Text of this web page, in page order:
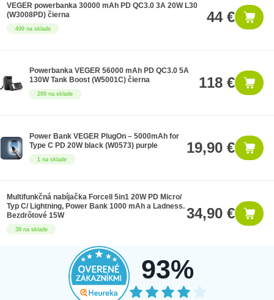
499 na sklade
VEGER powerbanka 30000 mAh PD QC3.0 3A 20W L30
(W3008PD) čierna
44 €
269 na sklade
Powerbanka VEGER 56000 mAh PD QC3.0 5A
130W Tank Boost (W5001C) čierna
118 €
1 na sklade
Power Bank VEGER PlugOn – 5000mAh for
Type C PD 20W black (W0573) purple
19,90 €
38 na sklade
Multifunkčná nabíjačka Forcell 5in1 20W PD Micro/
Typ C/ Lightning, Power Bank 1000 mAh a Ladness.
Bezdrôtové 15W
34,90 €
93%